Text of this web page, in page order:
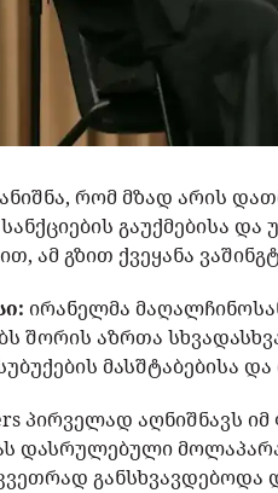
რომ მზად არის
გაუქმებისა
ამ გზით ქვეყანა
ირანელმა
შორის აზრთა
მასშტაბებისა
პირველად აღნიშნავს
დასრულებული